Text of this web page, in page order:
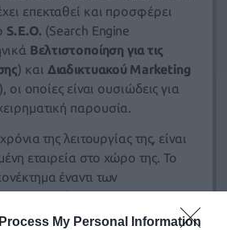
My Personal Information
επεκταθεί και προσφέρει
S.E.O. (Search Engine
Βελτιστοποίηση για τις
) και Διαδικτυακού Marketing
οποίες είναι ουσιώδεις για
παρουσία.
της λειτουργίας της, είναι
εταιρεία στο χώρο της. Το
έναντι των
που δραστηριοποιούνται
ότι συνδυάζουμε την